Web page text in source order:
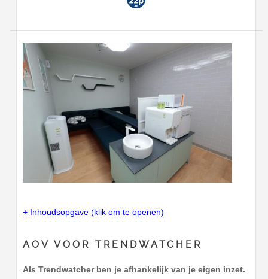
+ Inhoudsopgave (klik om te openen)
AOV VOOR TRENDWATCHER
Als Trendwatcher ben je afhankelijk van je eigen inzet.